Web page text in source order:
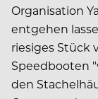
Organisation
entgehen
riesiges Stück
Speedbooten
den